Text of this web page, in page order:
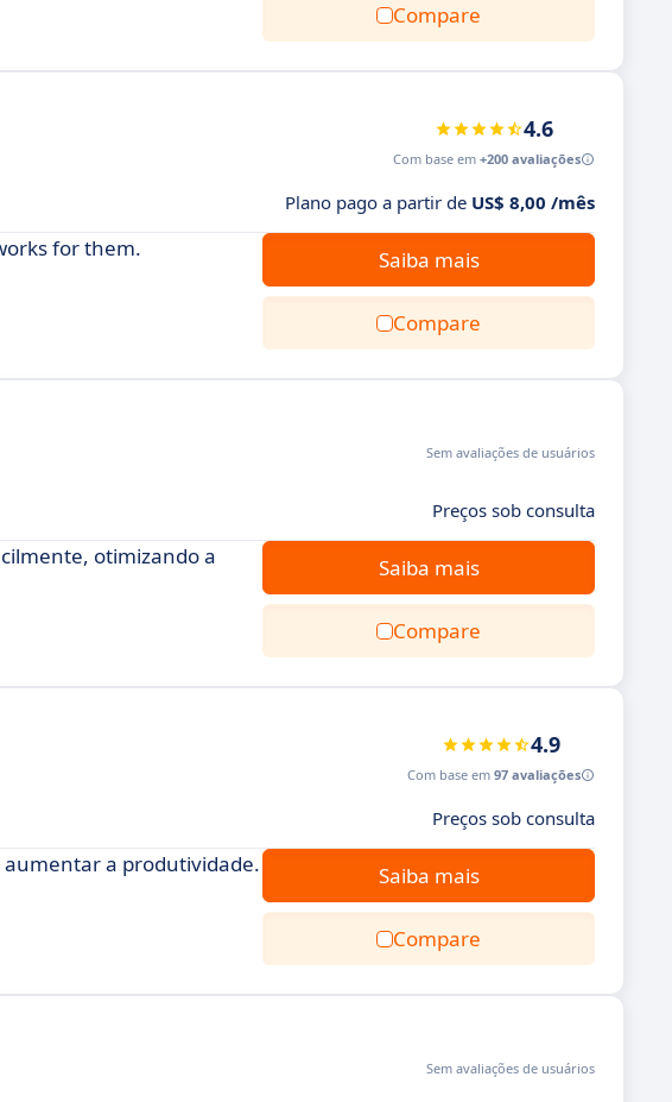
Compare
4.6
Com base em +200 avaliações
Plano pago a partir de US$ 8,00 /mês
for them. Saiba mais
Compare
Sem avaliações de usuários
Preços sob consulta
otimizando a
Saiba mais
Compare
4.9
Com base em 97 avaliações
Preços sob consulta
a produtividade. Saiba mais
Compare
Sem avaliações de usuários